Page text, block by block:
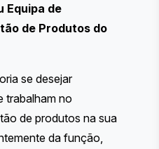
Equipa de
de Produtos do
se desejar
trabalham no
de produtos na sua
da função,